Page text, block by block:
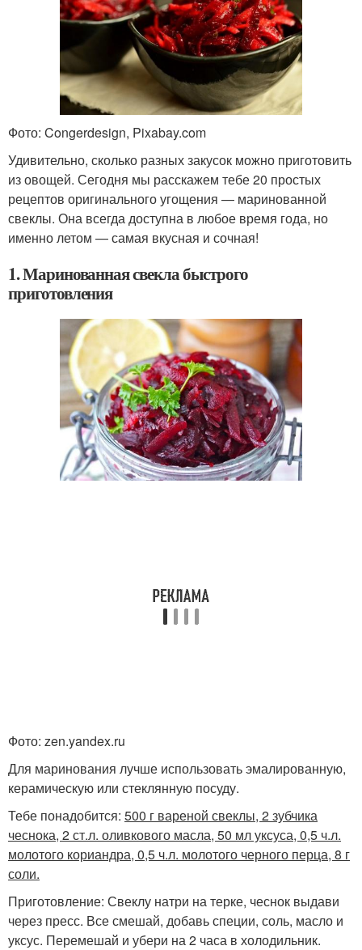
Фото: Congerdesign, Pixabay.com
Удивительно, сколько разных закусок можно приготовить
из овощей. Сегодня мы расскажем тебе 20 простых
рецептов оригинального угощения — маринованной
свеклы. Она всегда доступна в любое время года, но
именно летом — самая вкусная и сочная!
1. Маринованная свекла быстрого
приготовления
Фото: zen.yandex.ru
Для маринования лучше использовать эмалированную,
керамическую или стеклянную посуду.
Тебе понадобится: 500 г вареной свеклы, 2 зубчика
чеснока, 2 ст.л. оливкового масла, 50 мл уксуса, 0,5 ч.л.
молотого кориандра, 0,5 ч.л. молотого черного перца, 8 г
соли.
Приготовление: Свеклу натри на терке, чеснок выдави
через пресс. Все смешай, добавь специи, соль, масло и
уксус. Перемешай и убери на 2 часа в холодильник.